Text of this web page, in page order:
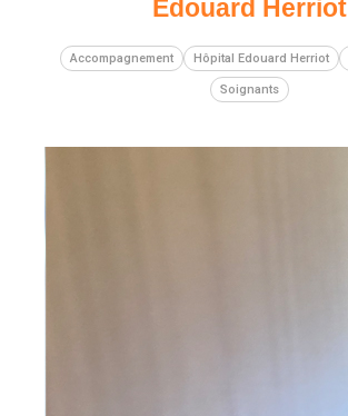
Edouard Herriot
Accompagnement Hôpital Edouard Herriot
Soignants